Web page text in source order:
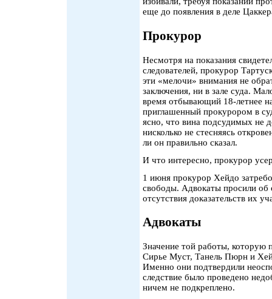
еще до появления в деле
Прокурор
Несмотря на показания
следователей, прокурор
эти «мелочи» внимания не
заключения, ни в зале суда.
время отбывающий 18-летнее
приглашенный прокурором в
ясно, что вина подсудимых не
нисколько не стесняясь
ли он правильно сказал.
И что интересно, прокурор
1 июня прокурор Хейдо
свободы. Адвокаты просили
отсутствия доказательств их
Адвокаты
Значение той работы, которую
Сирье Муст, Танель Пюрн и
Именно они подтвердили
следствие было проведено
ничем не подкреплено.